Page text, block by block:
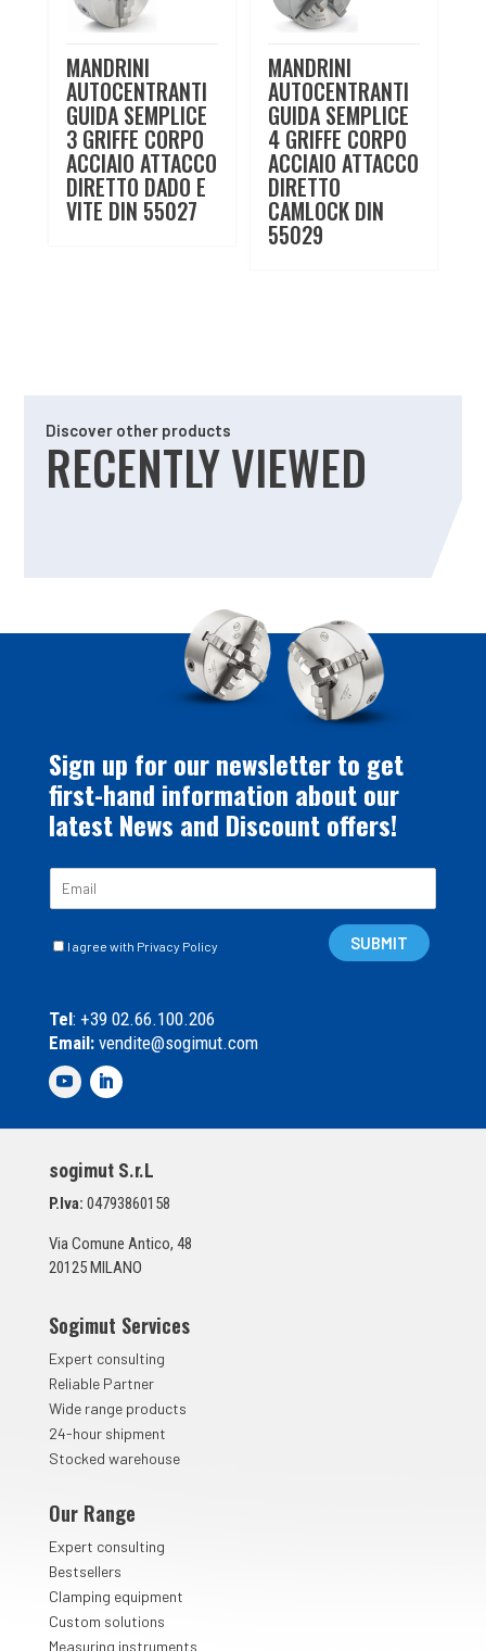
MANDRINI
AUTOCENTRANTI
GUIDA SEMPLICE
3 GRIFFE CORPO
ACCIAIO ATTACCO
DIRETTO DADO E
VITE DIN 55027
MANDRINI
AUTOCENTRANTI
GUIDA SEMPLICE
4 GRIFFE CORPO
ACCIAIO ATTACCO
DIRETTO
CAMLOCK DIN
55029
Discover other products
RECENTLY VIEWED
Sign up for our newsletter to get
first-hand information about our
latest News and Discount offers!
C
l
e
d
S
u
n
a
*
I agree with Privacy Policy SUBMIT
Tel: +39 02.66.100.206
Email:vendite@sogimut.com
sogimut S.r.L
P.Iva: 04793860158
Via Comune Antico, 48
20125 MILANO
Sogimut Services
Expert consulting
Reliable Partner
Wide range products
24-hour shipment
Stocked warehouse
Our Range
Expert consulting
Bestsellers
Clamping equipment
Custom solutions
Measuring instruments